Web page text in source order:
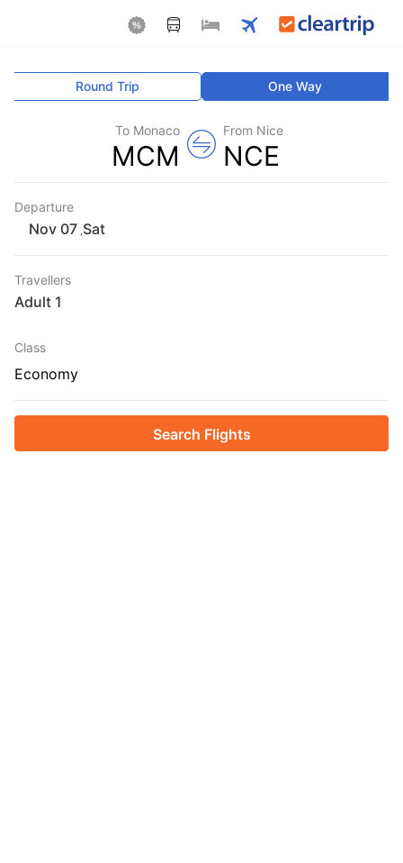
One Way
Round Trip
From Nice
NCE
To Monaco
MCM
Departure
Sat
Travellers
1 Adult
Class
Economy